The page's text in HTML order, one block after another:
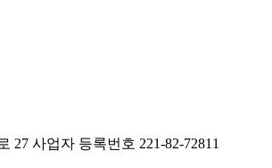
27 사업자 등록번호 221-82-72811